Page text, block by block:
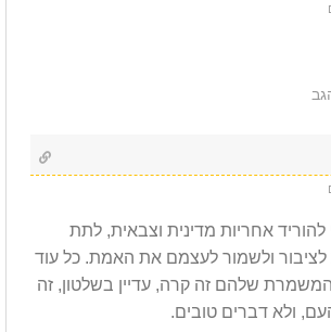
אחריות מדינית וצבאית, לתת
ולשמור לעצמם את האמת. כל עוד
שלהם זה קרה, עדיין בשלטון, זה
ולא דברים טובים.